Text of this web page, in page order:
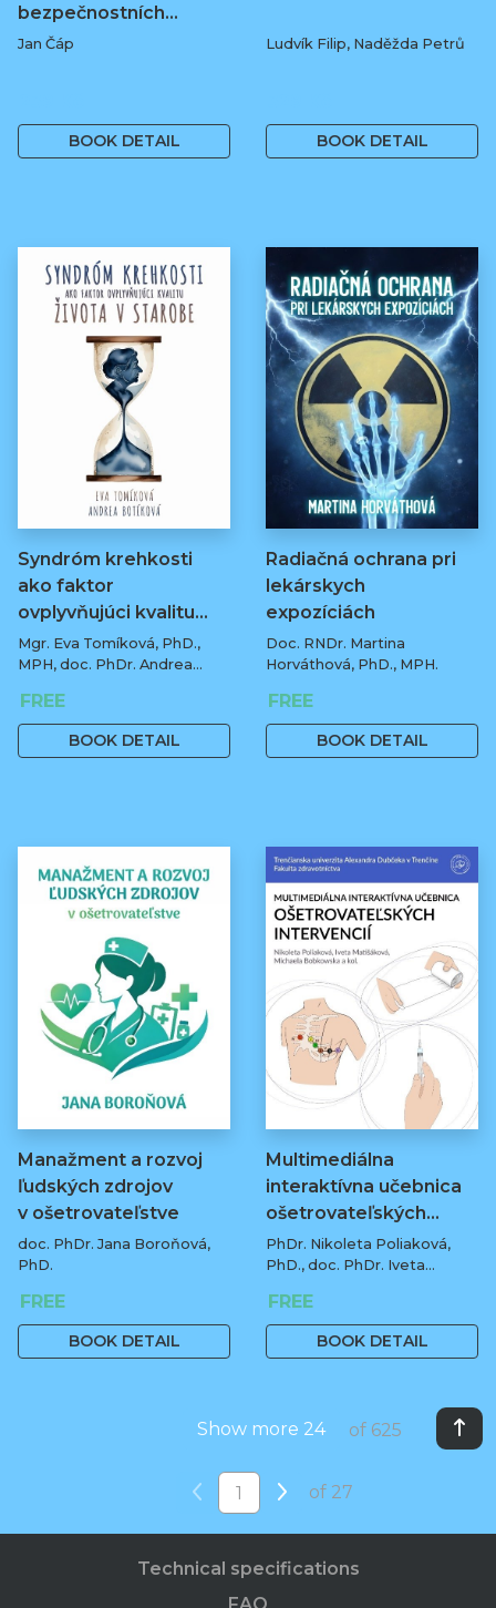
bezpečnostních…
Jan Čáp
BOOK DETAIL
Ludvík Filip, Naděžda Petrů
BOOK DETAIL
Syndróm krehkosti
ako faktor
ovplyvňujúci kvalitu…
Mgr. Eva Tomíková, PhD.,
MPH, doc. PhDr. Andrea
prof.
FREE
BOOK DETAIL
Radiačná ochrana pri
lekárskych
expozíciách
Doc. RNDr. Martina
Horváthová, PhD., MPH.
FREE
BOOK DETAIL
Manažment a rozvoj
ľudských zdrojov
v ošetrovateľstve
doc. PhDr. Jana Boroňová,
PhD.
FREE
BOOK DETAIL
Multimediálna
interaktívna učebnica
ošetrovateľských…
PhDr. Nikoleta Poliaková,
PhD., doc. PhDr. Iveta
Michaela Bobkowska, PhD.,
PhDr. Anna Litvínová, PhD.,
Mgr. Gabriela Šulyová, PhDr.
doc. PhDr. Ľubica Ilievová,
PhD.
FREE
BOOK DETAIL
Show more 24 of 625
of 27
Technical specifications
FAQ